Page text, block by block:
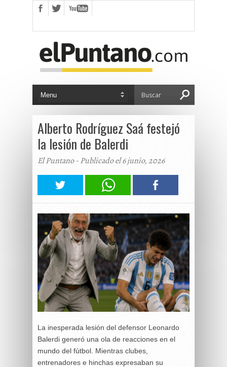
Alberto Rodríguez Saá festejó
la lesión de Balerdi
El Puntano - Publicado el 6 junio, 2026
La inesperada lesión del defensor Leonardo
Balerdi generó una ola de reacciones en el
mundo del fútbol. Mientras clubes,
entrenadores e hinchas expresaban su